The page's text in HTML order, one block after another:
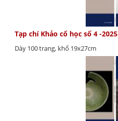
Tạp chí Khảo cổ học số 4 -2025
Dày 100 trang, khổ 19x27cm